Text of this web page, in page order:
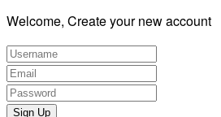
Welcome, Create your new account